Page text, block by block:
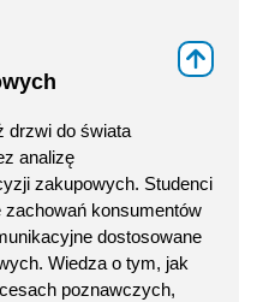
drzwi do świata
analizę
zakupowych. Studenci
konsumentów
dostosowane
Wiedza o tym, jak
poznawczych,